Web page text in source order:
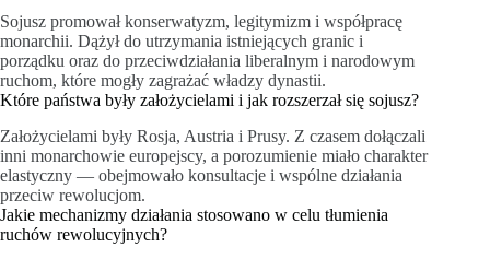
Sojusz promował konserwatyzm, legitymizm i współpracę
monarchii. Dążył do utrzymania istniejących granic i
porządku oraz do przeciwdziałania liberalnym i narodowym
ruchom, które mogły zagrażać władzy dynastii.
Które państwa były założycielami i jak rozszerzał się sojusz?
Założycielami były Rosja, Austria i Prusy. Z czasem dołączali
inni monarchowie europejscy, a porozumienie miało charakter
elastyczny — obejmowało konsultacje i wspólne działania
przeciw rewolucjom.
Jakie mechanizmy działania stosowano w celu tłumienia
ruchów rewolucyjnych?